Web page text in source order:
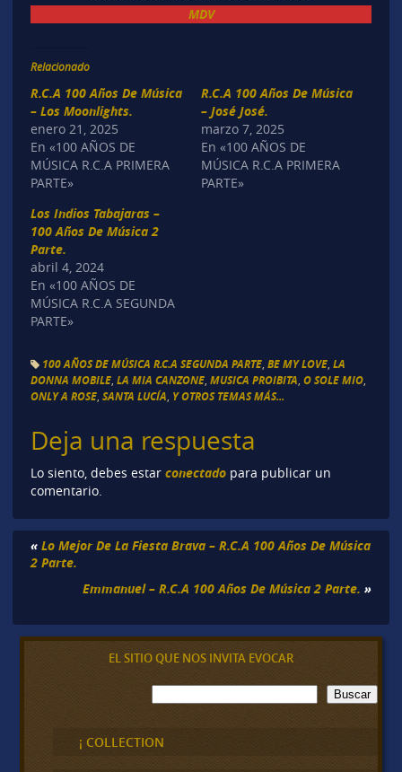
MDV
Relacionado
R.C.A 100 Años De Música
– Los Moonlights.
enero 21, 2025
En «100 AÑOS DE
MÚSICA R.C.A PRIMERA
PARTE»
R.C.A 100 Años De Música
– José José.
marzo 7, 2025
En «100 AÑOS DE
MÚSICA R.C.A PRIMERA
PARTE»
Los Indios Tabajaras –
100 Años De Música 2
Parte.
abril 4, 2024
En «100 AÑOS DE
MÚSICA R.C.A SEGUNDA
PARTE»
100 AÑOS DE MÚSICA R.C.A SEGUNDA PARTE, BE MY LOVE, LA
DONNA MOBILE, LA MIA CANZONE, MUSICA PROIBITA O SOLE MIO,
ONLY A ROSE, SANTA LUCÍA Y OTROS TEMAS MÁS...
Deja una respuesta
Lo siento, debes estar conectadopara publicar un
comentario.
« Lo Mejor De La Fiesta Brava – R.C.A 100 Años De Música
2 Parte.
Emmanuel – R.C.A 100 Años De Música 2 Parte. »
EL SITIO QUE NOS INVITA EVOCAR
B
u
c
a
Buscar
¡ COLLECTION